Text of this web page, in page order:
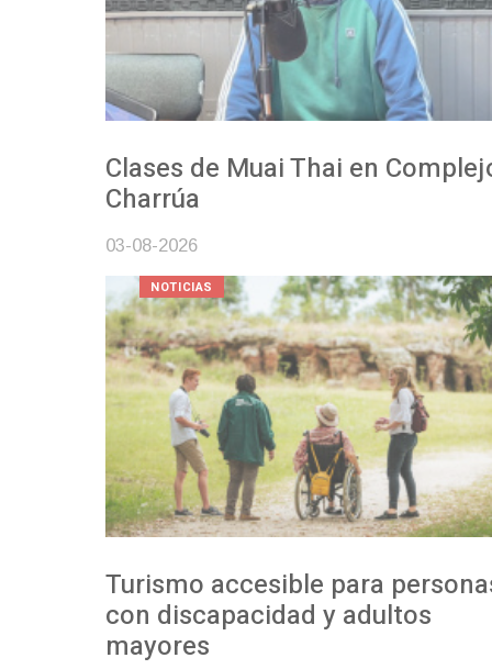
Clases de Muai Thai en Complejo
Charrúa
03-08-2026
Turismo accesible para personas
con discapacidad y adultos
mayores
NOTICIAS